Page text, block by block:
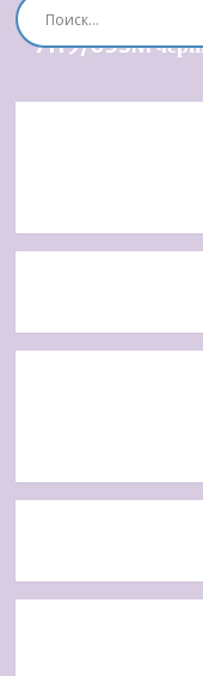
Душевая
7119/03SM